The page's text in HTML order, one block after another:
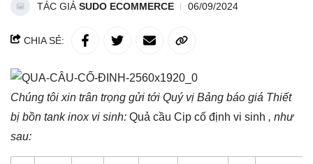
TÁC GIẢ SUDO ECOMMERCE 06/09/2024
CHIA SẺ:
Chúng tôi xin trân trọng gửi tới Quý vị Bảng báo giá Thiết
bị bồn tank inox vi sinh: Quả cầu Cip cố định vi sinh , như
sau: